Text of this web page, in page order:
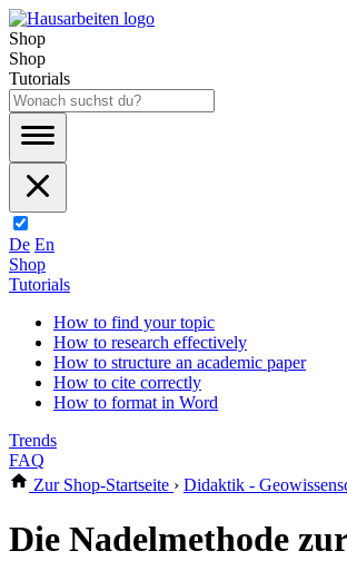
Shop
Shop
Tutorials
De En
Shop
Tutorials
How to find your topic
How to research effectively
How to structure an academic paper
How to cite correctly
How to format in Word
Trends
FAQ
Zur Shop-Startseite › Didaktik -
Die Nadelmethode zur